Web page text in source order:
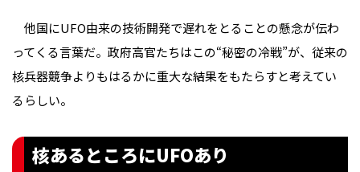
他国にUFO由来の技術開発で遅れをとることの懸念が伝わ
ってくる言葉だ。政府高官たちはこの“秘密の冷戦”が、従来の
核兵器競争よりもはるかに重大な結果をもたらすと考えてい
るらしい。
核あるところにUFOあり